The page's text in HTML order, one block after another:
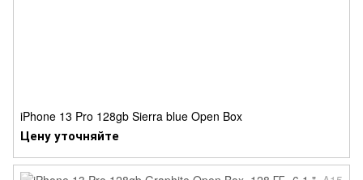
iPhone 13 Pro 128gb Sierra blue Open Box
Цену уточняйте